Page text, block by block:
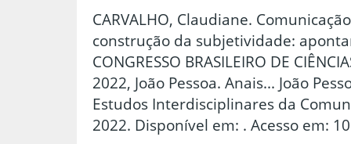
CARVALHO, Claudiane.
construção da subjetividade:
CONGRESSO BRASILEIRO DE
2022, João Pessoa. Anais... João
Estudos Interdisciplinares da
2022. Disponível em: . Acesso em: